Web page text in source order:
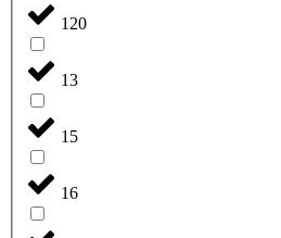
120
13
15
16